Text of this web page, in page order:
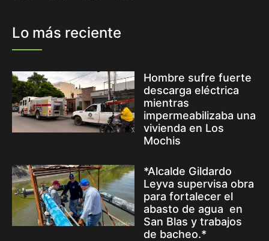
Lo más reciente
Hombre sufre fuerte
descarga eléctrica
mientras
impermeabilizaba una
vivienda en Los
Mochis
*Alcalde Gildardo
Leyva supervisa obra
para fortalecer el
abasto de agua en
San Blas y trabajos
de bacheo.*